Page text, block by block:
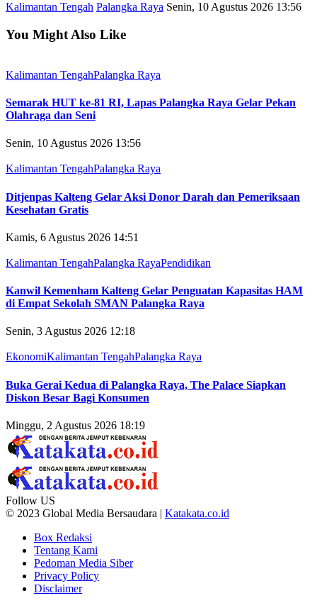
Kalimantan Tengah Palangka Raya Senin, 10 Agustus 2026 13:56
You Might Also Like
Kalimantan TengahPalangka Raya
Semarak HUT ke-81 RI, Lapas Palangka Raya Gelar Pekan
Olahraga dan Seni
Senin, 10 Agustus 2026 13:56
Kalimantan TengahPalangka Raya
Ditjenpas Kalteng Gelar Aksi Donor Darah dan Pemeriksaan
Kesehatan Gratis
Kamis, 6 Agustus 2026 14:51
Kalimantan TengahPalangka RayaPendidikan
Kanwil Kemenham Kalteng Gelar Penguatan Kapasitas HAM
di Empat Sekolah SMAN Palangka Raya
Senin, 3 Agustus 2026 12:18
EkonomiKalimantan TengahPalangka Raya
Buka Gerai Kedua di Palangka Raya, The Palace Siapkan
Diskon Besar Bagi Konsumen
Minggu, 2 Agustus 2026 18:19
Follow US
© 2023 Global Media Bersaudara | Katakata.co.id
Box Redaksi
Tentang Kami
Pedoman Media Siber
Privacy Policy
Disclaimer